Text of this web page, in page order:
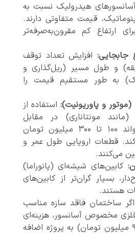
هیدرولیک نسبت به
قیمت متفاوتی دارند.
ارتفاع کم مقرون‌به‌صرفه‌تر
جابجایی:افزایش تعداد توقف
از ۲ به ۴ طبقه) و طول مسیر (ریل‌گذاری و
به طور مستقیم قیمت را
و پاوریونیت): استفاده از
(مانند مونتاناری) در مقابل
برندهای ایرانی، می‌تواند ۱۰۰ تا ۳۰۰ میلیون تومان
قطعات اروپایی طول عمر و
می‌کنند.
کابین‌های شیشه‌ای (پانوراما)
بسیار گران‌تر از کابین‌های
اگر ساختمان فاقد سازه مناسب
مخصوص آسانسور، هزینه‌ای
مجزا (حدود ۴۰ تا ۹۰ میلیون تومان) به پروژه اضافه